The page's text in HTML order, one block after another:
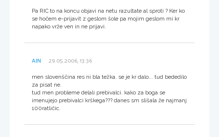
Pa RIC to na koncu objavi na netu razultate al sproti ? Ker ko
se hočem e-prijavit z geslom šole pa mojim geslom mi kr
napako vrže ven in ne prijavi.
AIN 29.05.2006, 13:36
men slovenščina res ni bla težka. se je kr dalo... tud bededilo
za pisat ne.
tud men probleme delali prebivalci. kako za boga se
imenujejo prebivalci krškega??? danes sm slišala že najmanj
100ratličic.